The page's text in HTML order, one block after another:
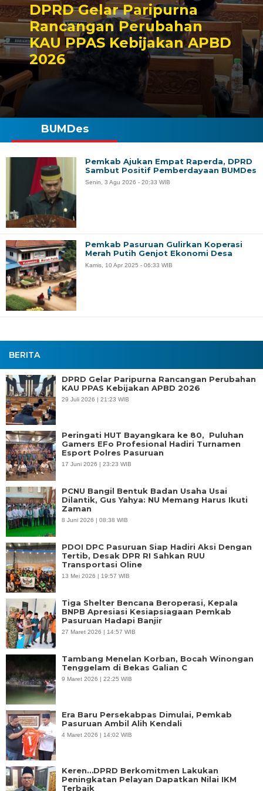
DPRD Gelar Paripurna
Rancangan Perubahan
KAU PPAS Kebijakan APBD
2026
BERITA
DPRD Gelar Paripurna Rancangan Perubahan
KAU PPAS Kebijakan APBD 2026
29 Juli 2026 | 21:23 WIB
Peringati HUT Bayangkara ke 80, Puluhan
Gamers EFo Profesional Hadiri Turnamen
Esport Polres Pasuruan
17 Juni 2026 | 23:23 WIB
PCNU Bangil Bentuk Badan Usaha Usai
Dilantik, Gus Yahya: NU Memang Harus Ikuti
Zaman
8 Juni 2026 | 08:38 WIB
PDOI DPC Pasuruan Siap Hadiri Aksi Dengan
Tertib, Desak DPR RI Sahkan RUU
Transportasi Oline
13 Mei 2026 | 19:57 WIB
Tiga Shelter Bencana Beroperasi, Kepala
BNPB Apresiasi Kesiapsiagaan Pemkab
Pasuruan Hadapi Banjir
27 Maret 2026 | 14:57 WIB
Tambang Menelan Korban, Bocah Winongan
Tenggelam di Bekas Galian C
9 Maret 2026 | 22:25 WIB
Era Baru Persekabpas Dimulai, Pemkab
Pasuruan Ambil Alih Kendali
4 Maret 2026 | 14:02 WIB
Keren…DPRD Berkomitmen Lakukan
Peningkatan Pelayan Dapatkan Nilai IKM
Terbaik
BUMDes
Pemkab Ajukan Empat Raperda, DPRD
Sambut Positif Pemberdayaan BUMDes
Senin, 3 Agu 2026 - 20:33 WIB
Pemkab Pasuruan Gulirkan Koperasi
Merah Putih Genjot Ekonomi Desa
Kamis, 10 Apr 2025 - 06:33 WIB